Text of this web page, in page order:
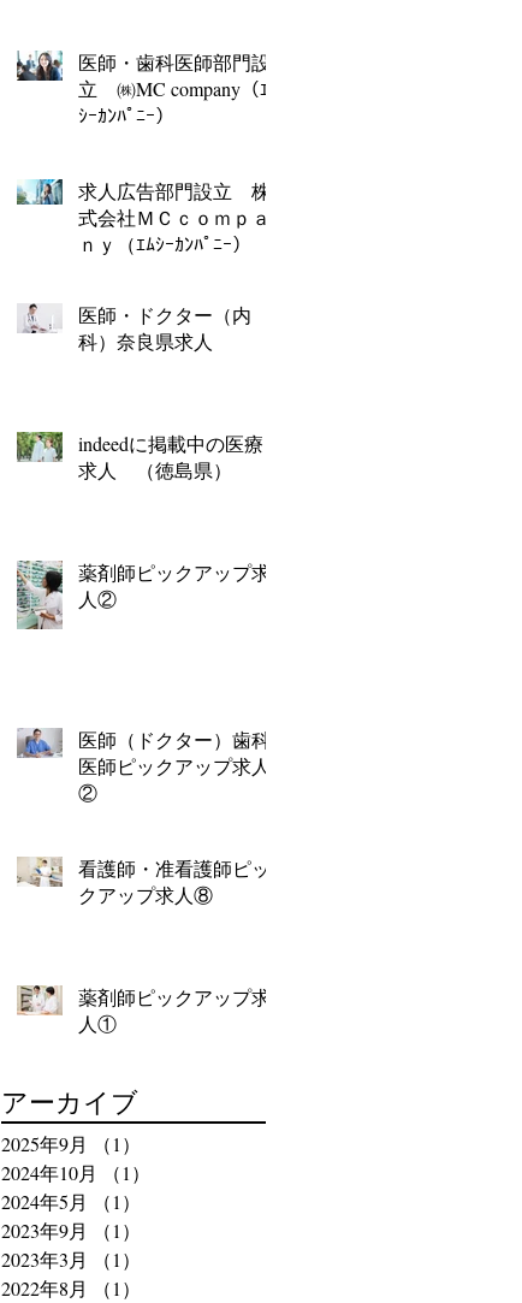
医師・歯科医師部門設
立 ㈱MC company（ｴﾑ
ｼｰｶﾝﾊﾟﾆｰ）
求人広告部門設立 株
式会社ＭＣｃｏｍｐａ
ｎｙ（ｴﾑｼｰｶﾝﾊﾟﾆｰ）
医師・ドクター（内
科）奈良県求人
indeedに掲載中の医療
求人 （徳島県）
薬剤師ピックアップ求
人②
医師（ドクター）歯科
医師ピックアップ求人
②
看護師・准看護師ピッ
クアップ求人⑧
薬剤師ピックアップ求
人①
アーカイブ
2025年9月 （1）
2024年10月
（1）
2024年5月
（1）
2023年9月
（1）
2023年3月
（1）
2022年8月
（1）